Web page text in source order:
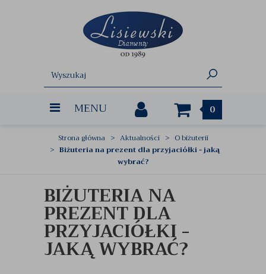
MENU 0
Strona główna Aktualności
O biżuterii
Biżuteria na prezent dla przyjaciółki - jaką
wybrać?
BIŻUTERIA NA
PREZENT DLA
PRZYJACIÓŁKI -
JAKĄ WYBRAĆ?